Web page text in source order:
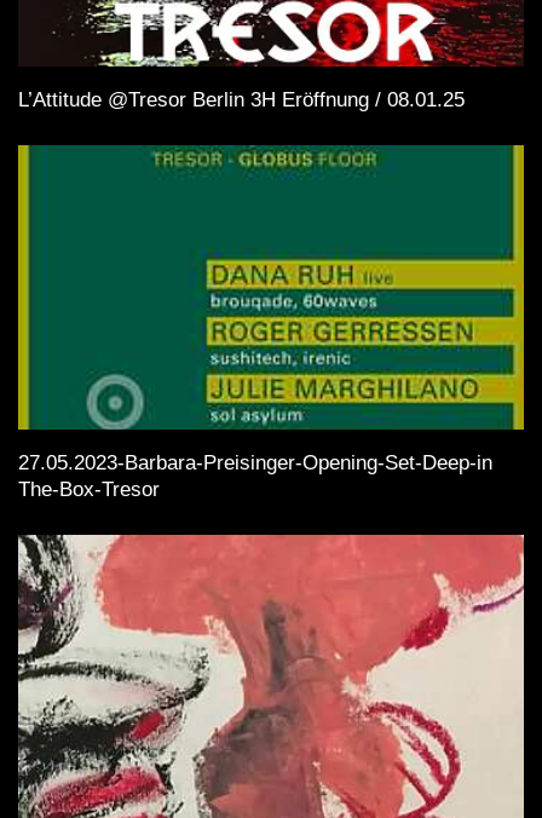
L’Attitude @Tresor Berlin 3H Eröffnung / 08.01.25
27.05.2023-Barbara-Preisinger-Opening-Set-Deep-in
The-Box-Tresor